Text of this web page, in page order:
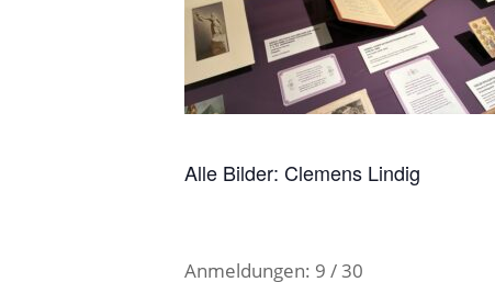
Alle Bilder: Clemens Lindig
Anmeldungen: 9 / 30